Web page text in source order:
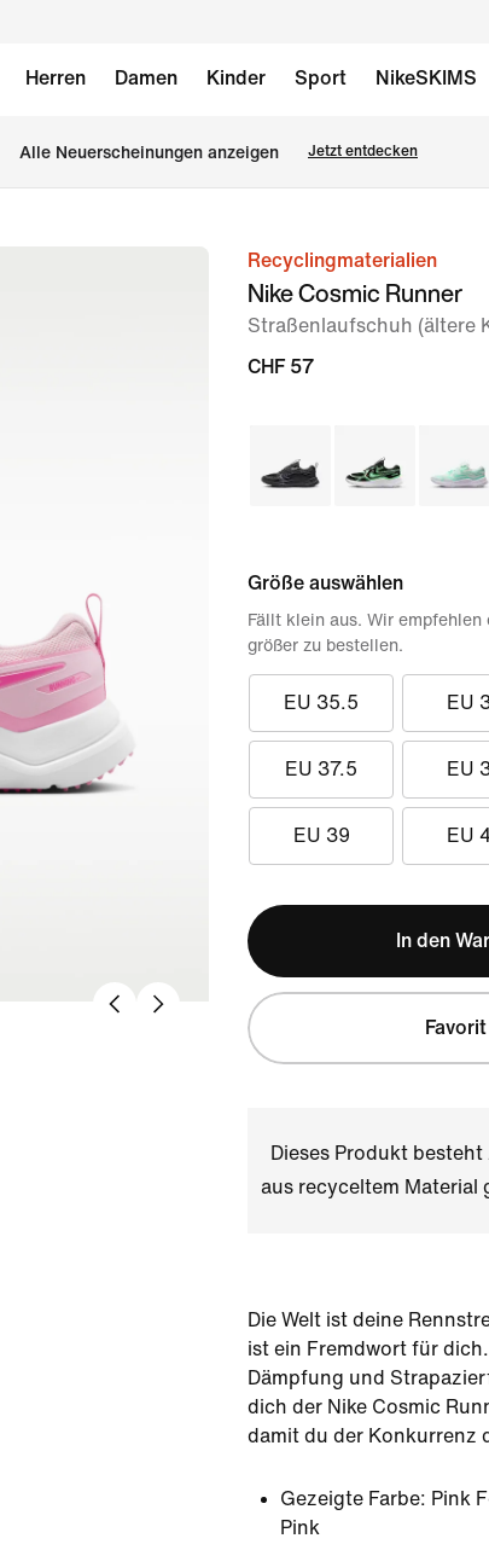
Herren Damen Kinder Sport NikeSKIMS
Alle Neuerscheinungen anzeigen Jetzt entdecken
Bild 1Recyclingmaterialien
Nike Cosmic Runner
Straßenlaufschuh (ältere
CHF 57
Größe auswählen
EU 35.5 EU
EU 37.5 EU
EU 39 EU
Fällt klein aus. Wir empfehlen
größer zu bestellen.
In den
Favorit
Dieses Produkt
aus recyceltem Material
Die Welt ist deine
ist ein Fremdwort für
Dämpfung und
dich der Nike Cosmic
damit du der Konkurrenz
Gezeigte Farbe: Pink
Pink